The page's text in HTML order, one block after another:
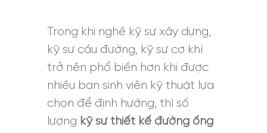
Trong khi nghề kỹ sư xây dựng,
kỹ sư cầu đường, kỹ sư cơ khí
trở nên phổ biến hơn khi được
nhiều bạn sinh viên kỹ thuật lựa
chọn để định hướng, thì số
lượng kỹ sư thiết kế đường ống